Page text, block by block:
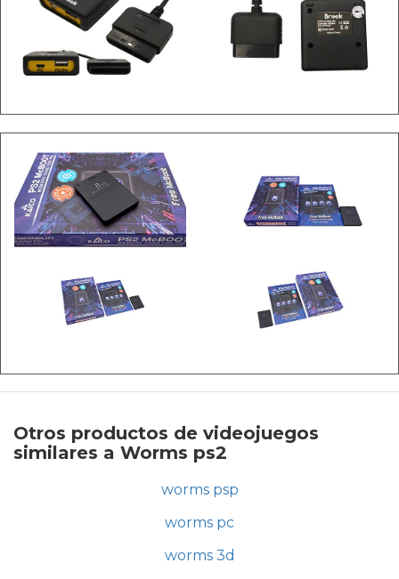
Otros productos de videojuegos
similares a Worms ps2
worms psp
worms pc
worms 3d